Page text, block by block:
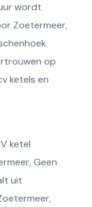
wordt
Zoetermeer,
op
ketels en
ketel
Geen
uit